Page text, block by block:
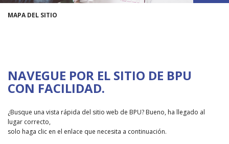
MAPA DEL SITIO
NAVEGUE POR EL SITIO DE BPU
CON FACILIDAD.
¿Busque una vista rápida del sitio web de BPU? Bueno, ha llegado al
lugar correcto,
solo haga clic en el enlace que necesita a continuación.